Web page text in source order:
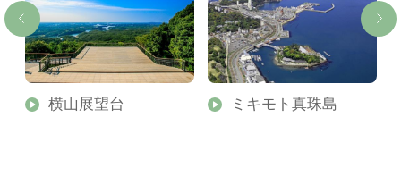
横山展望台 ミキモト真珠島